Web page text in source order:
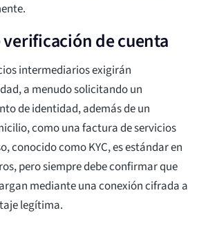
de cuenta
intermediarios exigirán
a menudo solicitando un
de identidad, además de un
como una factura de servicios
conocido como KYC, es estándar en
pero siempre debe confirmar que
mediante una conexión cifrada a
legítima.